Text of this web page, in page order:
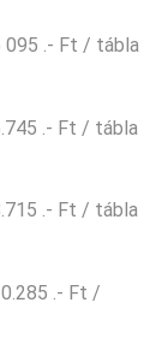
095 .- Ft / tábla
.- Ft / tábla
.- Ft / tábla
.- Ft /